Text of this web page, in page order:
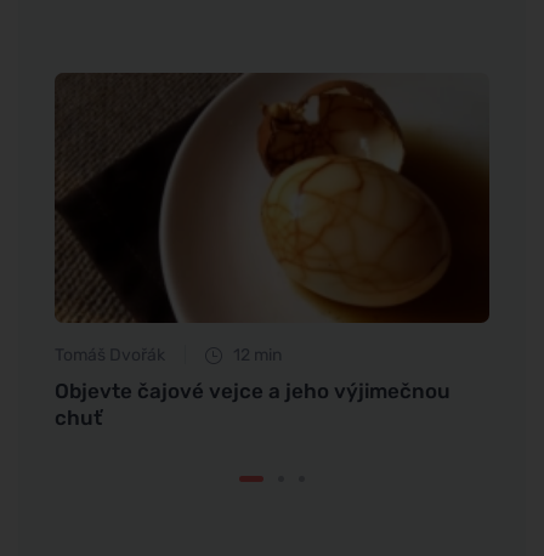
Tomáš Dvořák 12 min
Objevte čajové vejce a jeho výjimečnou
chuť